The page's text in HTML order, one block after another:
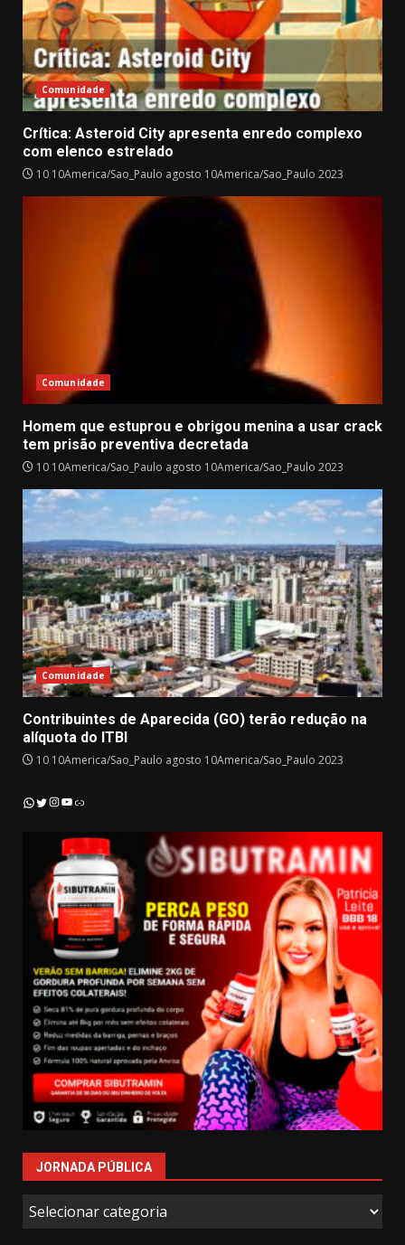
Comunidade
Crítica: Asteroid City apresenta enredo complexo
com elenco estrelado
10 10America/Sao_Paulo agosto 10America/Sao_Paulo 2023
Comunidade
Homem que estuprou e obrigou menina a usar crack
tem prisão preventiva decretada
10 10America/Sao_Paulo agosto 10America/Sao_Paulo 2023
Comunidade
Contribuintes de Aparecida (GO) terão redução na
alíquota do ITBI
10 10America/Sao_Paulo agosto 10America/Sao_Paulo 2023
WhatsApp
Twitter
Instagram
YouTube
Link
JORNADA PÚBLICA
Jornada
Pública